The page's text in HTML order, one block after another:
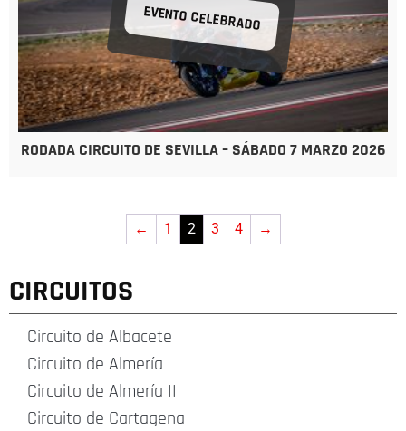
EVENTO CELEBRADO
RODADA CIRCUITO DE SEVILLA – SÁBADO 7 MARZO 2026
← 1 2 3 4 →
CIRCUITOS
Circuito de Albacete
Circuito de Almería
Circuito de Almería II
Circuito de Cartagena